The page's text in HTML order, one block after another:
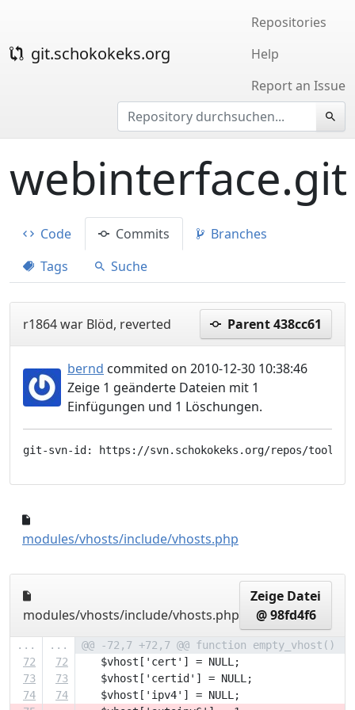
git.schokokeks.org
Repositories
Help
Report an Issue
webinterface.git
Code Commits
Branches
Tags
Suche
r1864 war Blöd, reverted Parent 438cc61
bernd commited on 2010-12-30 10:38:46
Zeige 1 geänderte Dateien mit 1
Einfügungen und 1 Löschungen.
modules/vhosts/include/vhosts.php
modules/vhosts/include/vhosts.php
Zeige Datei
@ 98fd4f6
... ...
@@ -72,7 +72,7 @@ function empty_vhost()
72
72
   $vhost['cert'] = NULL;
73
73
   $vhost['certid'] = NULL;
74
74
   $vhost['ipv4'] = NULL;